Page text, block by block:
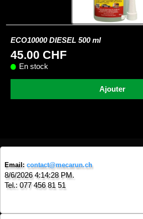
ECO10000 DIESEL 500 ml
45.00 CHF
En stock
Ajouter
Email: contact@mecarun.ch
8/6/2026 4:14:28 PM.
Tel.: 077 456 81 51